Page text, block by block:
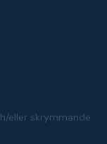
eller skrymmande